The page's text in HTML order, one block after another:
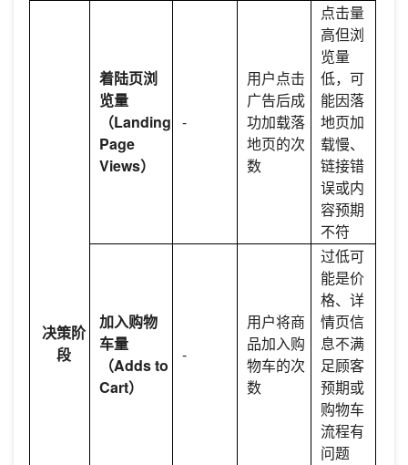
决策阶
段
着陆页浏
览量
（Landing
Page
Views）
-
用户点击
广告后成
功加载落
地页的次
数
点击量
高但浏
览量
低，可
能因落
地页加
载慢、
链接错
误或内
容预期
不符
加入购物
车量
（Adds to
Cart）
-
用户将商
品加入购
物车的次
数
过低可
能是价
格、详
情页信
息不满
足顾客
预期或
购物车
流程有
问题